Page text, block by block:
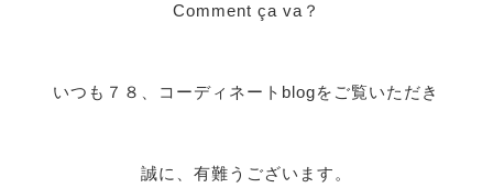
Comment ça va？
いつも７８、コーディネートblogをご覧いただき
誠に、有難うございます。